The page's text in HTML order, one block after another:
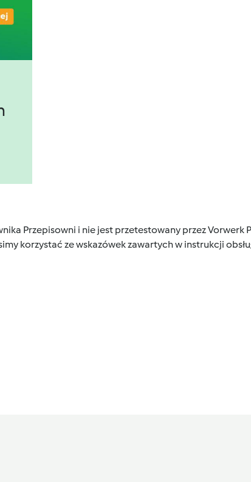
Przepisowni i nie jest przetestowany przez
korzystać ze wskazówek zawartych w instrukcji